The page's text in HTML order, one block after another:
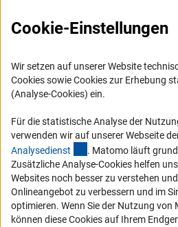
Presse
Karriere
Logo und Corporate Design
Compliance
Vergabeverfahren
Barrierefreiheit
Service und Informationen für Menschen
Erklärung zur Barrierefreiheit
Cookie-Einstellungen
Wir setzen auf unserer Website
Cookies sowie Cookies zur Erhebung
(Analyse-Cookies) ein.
Für die statistische Analyse der
verwenden wir auf unserer Webseite
Analysedienst (externer Link)
. Matomo läuft
Zusätzliche Analyse-Cookies helfen
Websites noch besser zu verstehen
Onlineangebot zu verbessern und im
optimieren. Wenn Sie der Nutzung
können diese Cookies auf Ihrem